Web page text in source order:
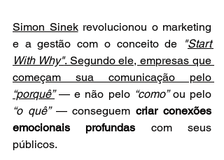
Simon Sinek revolucionou o marketing
e a gestão com o conceito de
"Start
With Why". Segundo ele, empresas que
“porquê” — e não pelo “como”
“o quê” — conseguem criar conexões
emocionais profundas com seus
públicos.